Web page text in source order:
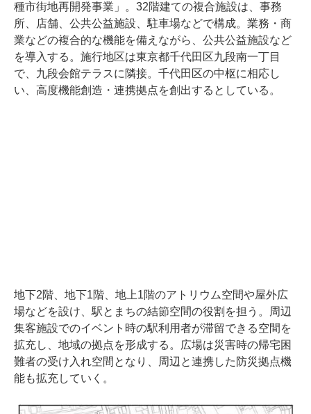
種市街地再開発事業」。32階建ての複合施設は、事務
所、店舗、公共公益施設、駐車場などで構成。業務・商
業などの複合的な機能を備えながら、公共公益施設など
を導入する。施行地区は東京都千代田区九段南一丁目
で、九段会館テラスに隣接。千代田区の中枢に相応し
い、高度機能創造・連携拠点を創出するとしている。
地下2階、地下1階、地上1階のアトリウム空間や屋外広
場などを設け、駅とまちの結節空間の役割を担う。周辺
集客施設でのイベント時の駅利用者が滞留できる空間を
拡充し、地域の拠点を形成する。広場は災害時の帰宅困
難者の受け入れ空間となり、周辺と連携した防災拠点機
能も拡充していく。